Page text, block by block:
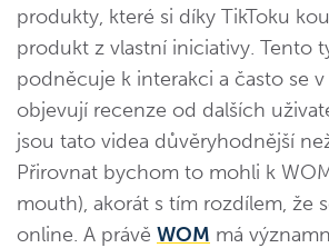
produkty, které si díky TikToku
produkt z vlastní iniciativy. Tento
podněcuje k interakci a často se
objevují recenze od dalších
jsou tato videa důvěryhodnější
Přirovnat bychom to mohli k
mouth), akorát s tím rozdílem, že
online. A právě WOM má